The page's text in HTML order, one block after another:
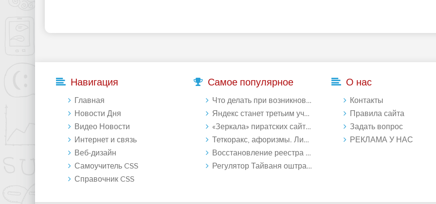
Навигация
Главная
Новости Дня
Видео Новости
Интернет и связь
Веб-дизайн
Самоучитель CSS
Справочник CSS
Самое популярное
Что делать при возникновении ошибки Download interrupted в Chrome - «Windows»
Яндекс станет третьим участником в процессе ФАС против Google - «Интернет»
«Зеркала» пиратских сайтов будут блокироваться! - «Интернет»
Теткоракс, афоризмы. Лист 1. - «Афоризмы»
Восстановление реестра Windows 10: как восстановить реестр Виндовс 10 - «Windows»
Регулятор Тайваня оштрафует Qualcomm на $774 млн - «Новости сети»
О нас
Контакты
Правила сайта
Задать вопрос
РЕКЛАМА У НАС